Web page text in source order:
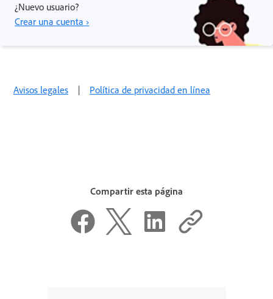
¿Nuevo usuario?
Crear una cuenta ›
Avisos legales | Política de privacidad en línea
Compartir esta página